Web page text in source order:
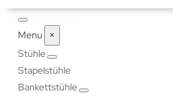
Menu
×
Stühle
Stapelstühle
Bankettstühle